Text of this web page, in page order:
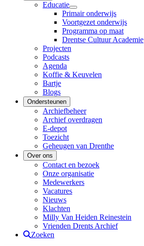
Educatie
Primair onderwijs
Voortgezet onderwijs
Programma op maat
Drentse Cultuur Academie
Projecten
Podcasts
Agenda
Koffie & Keuvelen
Bartje
Blogs
Ondersteunen
Archiefbeheer
Archief overdragen
E-depot
Toezicht
Geheugen van Drenthe
Over ons
Contact en bezoek
Onze organisatie
Medewerkers
Vacatures
Nieuws
Klachten
Milly Van Heiden Reinestein
Vrienden Drents Archief
Zoeken